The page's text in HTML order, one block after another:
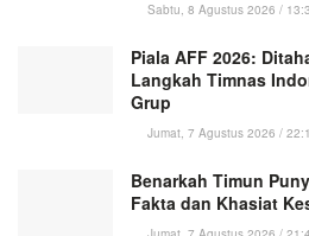
Sabtu, 8 Agustus 2026 /
Piala AFF 2026:
Langkah Timnas
Grup
Jumat, 7 Agustus 2026 /
Benarkah Timun
Fakta dan Khasiat